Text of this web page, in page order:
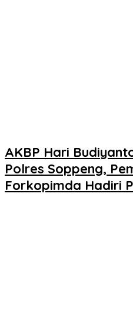
AKBP Hari
Polres Soppeng,
Forkopimda Hadiri